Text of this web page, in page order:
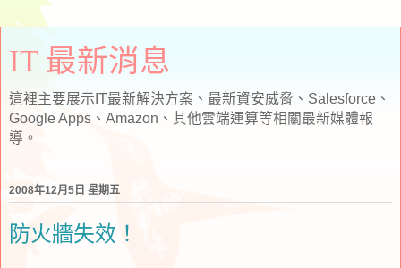
IT 最新消息
這裡主要展示IT最新解決方案、最新資安威脅、Salesforce、
Google Apps、Amazon、其他雲端運算等相關最新媒體報
導。
2008年12月5日 星期五
防火牆失效！